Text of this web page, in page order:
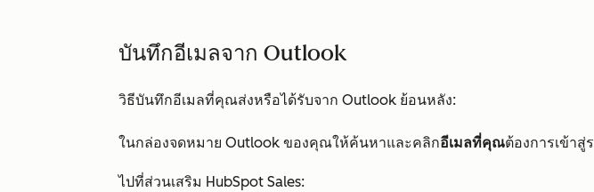
บันทึกอีเมลจาก Outlook
วิธีบันทึกอีเมลที่คุณส่งหรือได้รับจาก Outlook ย้อนหลัง:
ในกล่องจดหมาย Outlook ของคุณให้ค้นหาและคลิกอีเมลที่คุณต้องการเข้าสู่
ไปที่ส่วนเสริม HubSpot Sales: